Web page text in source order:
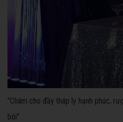
"Châm cho đầy tháp ly hạnh phúc,
bôi"